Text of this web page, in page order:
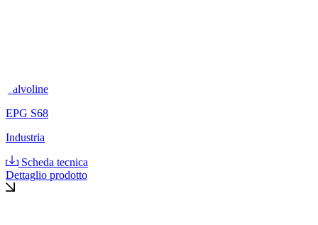
Valvoline
EPG S68
Industria
Scheda tecnica
Dettaglio prodotto